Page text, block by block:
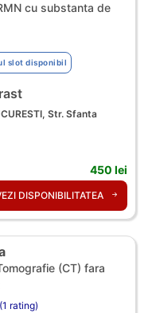
cu substanta de
slot disponibil
Str. Sfanta
450 lei
DISPONIBILITATEA
(CT) fara
rating)